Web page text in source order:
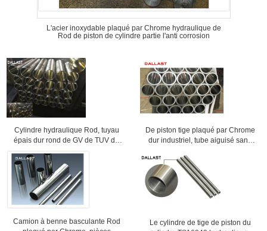
L'acier inoxydable plaqué par Chrome hydraulique de
Rod de piston de cylindre partie l'anti corrosion
Cylindre hydraulique Rod, tuyau
épais dur rond de GV de TUV de
De piston tige plaqué par Chrome
dur industriel, tube aiguisé sans
client
Camion à benne basculante Rod
Le cylindre de tige de piston du